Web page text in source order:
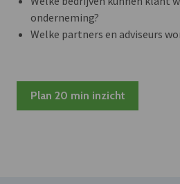
onderneming?
Welke partners en adviseurs
Plan 20 min inzicht